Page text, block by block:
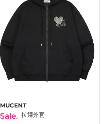
MUCENT
拉鍊外套